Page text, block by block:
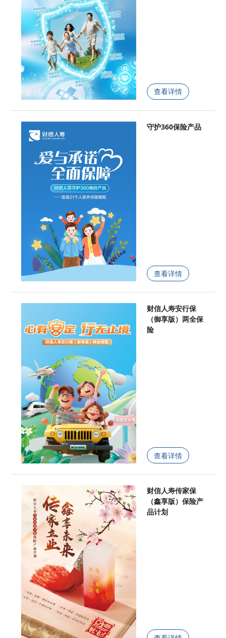
查看详情
守护360保险产品
查看详情
财信人寿安行保
（御享版）两全保
险
查看详情
财信人寿传家保
（鑫享版）保险产
品计划